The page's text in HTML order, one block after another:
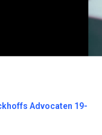
Advocaten 19-